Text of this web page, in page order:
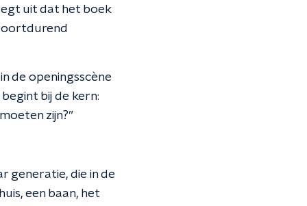
uit dat het boek
de openingsscène
bij de kern:
zijn?”
generatie, die in de
een baan, het